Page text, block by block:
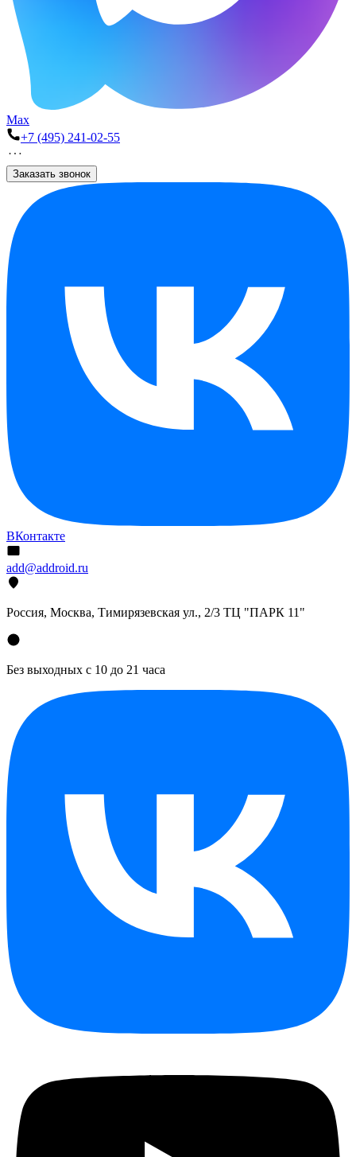
Max
+7 (495) 241-02-55
Заказать звонок
ВКонтакте
add@addroid.ru
Россия, Москва, Тимирязевская ул., 2/3 ТЦ "ПАРК 11"
Без выходных с 10 до 21 часа